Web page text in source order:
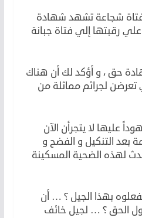
شجاعة تشهد شهادة
رقبتها إلي فتاة جبانة
حق ، و أؤكد لك أن هناك
تعرضن لجرائم مماثلة من
عليها لا يتجرأن الآن
التنكيل و الفضح و
لهذه الضحية المسكينة
بهذا الجيل ؟ … أن
الحق ؟ … لجيل خائف